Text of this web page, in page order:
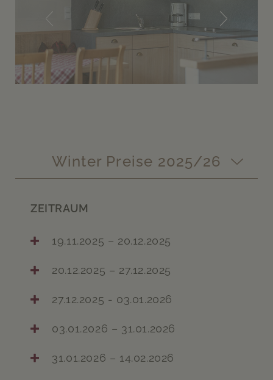
Winter Preise 2025/26
ZEITRAUM
19.11.2025 – 20.12.2025
20.12.2025 – 27.12.2025
27.12.2025 - 03.01.2026
03.01.2026 – 31.01.2026
31.01.2026 – 14.02.2026